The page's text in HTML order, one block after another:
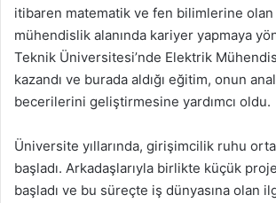
itibaren matematik ve fen bilimlerine
mühendislik alanında kariyer yapmaya
Teknik Üniversitesi’nde Elektrik
kazandı ve burada aldığı eğitim, onun
becerilerini geliştirmesine yardımcı oldu.
Üniversite yıllarında, girişimcilik ruhu
başladı. Arkadaşlarıyla birlikte küçük
başladı ve bu süreçte iş dünyasına olan